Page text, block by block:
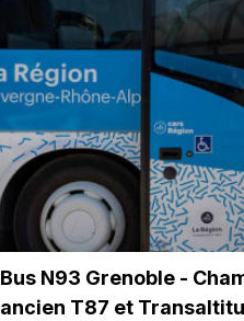
Bus N93 Grenoble -
ancien T87 et